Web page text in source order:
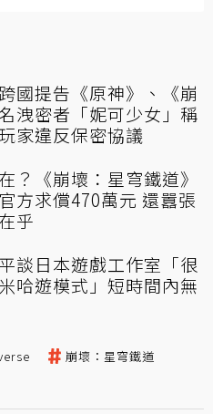
國提告《原神》、《崩
洩密者「妮可少女」稱
家違反保密協議
？《崩壞：星穹鐵道》
方求償470萬元 還囂張
乎
談日本遊戲工作室「很
哈遊模式」短時間內無
崩壞：星穹鐵道